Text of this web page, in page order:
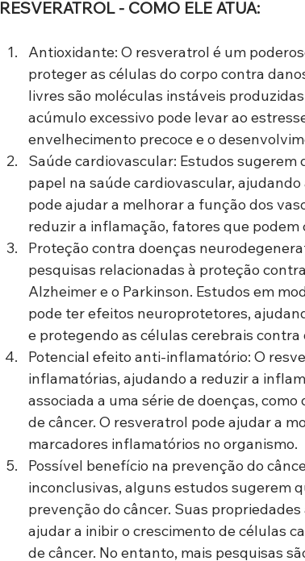
RESVERATROL - COMO ELE ATUA:
Antioxidante: O resveratrol é um
proteger as células do corpo contra
livres são moléculas instáveis
acúmulo excessivo pode levar ao
envelhecimento precoce e o
Saúde cardiovascular: Estudos
papel na saúde cardiovascular,
pode ajudar a melhorar a função dos
reduzir a inflamação, fatores que
Proteção contra doenças
pesquisas relacionadas à proteção
Alzheimer e o Parkinson. Estudos em
pode ter efeitos neuroprotetores,
e protegendo as células cerebrais contra
Potencial efeito anti-inflamatório: O
inflamatórias, ajudando a reduzir a
associada a uma série de doenças,
de câncer. O resveratrol pode ajudar a
marcadores inflamatórios no organismo.
Possível benefício na prevenção do
inconclusivas, alguns estudos sugerem
prevenção do câncer. Suas
ajudar a inibir o crescimento de células
de câncer. No entanto, mais pesquisas